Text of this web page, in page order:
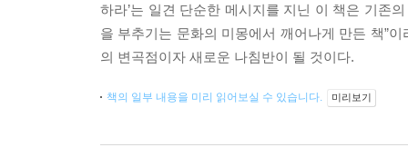
하라’는 일견 단순한 메시지를 지닌 이 책은 기존
을 부추기는 문화의 미몽에서 깨어나게 만든 책”
의 변곡점이자 새로운 나침반이 될 것이다.
책의 일부 내용을 미리 읽어보실 수 있습니다. 미리보기